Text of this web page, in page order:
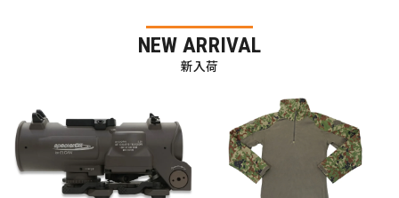
NEW ARRIVAL
新入荷